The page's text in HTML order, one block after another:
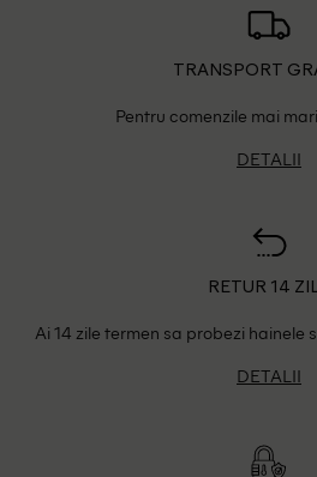
TRANSPORT
Pentru comenzile mai
DETALII
RETUR 14
Ai 14 zile termen sa probezi hainele
DETALII